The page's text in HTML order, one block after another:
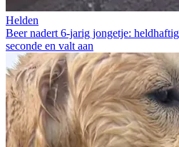
Helden
Beer nadert 6-jarig jongetje:
seconde en valt aan